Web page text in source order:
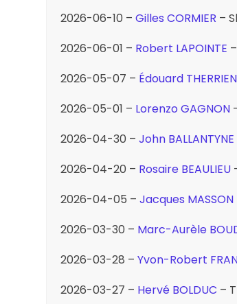
2026-06-10 –Gilles CORMIER –
2026-06-01 – Robert LAPOINTE
2026-05-07 – Édouard THERRIEN
2026-05-01 – Lorenzo GAGNON
2026-04-30 –John BALLANTYNE
2026-04-20 – Rosaire BEAULIEU
2026-04-05 –Jacques MASSON
2026-03-30 – Marc-Aurèle
2026-03-28 –Yvon-Robert
2026-03-27 – Hervé BOLDUC –